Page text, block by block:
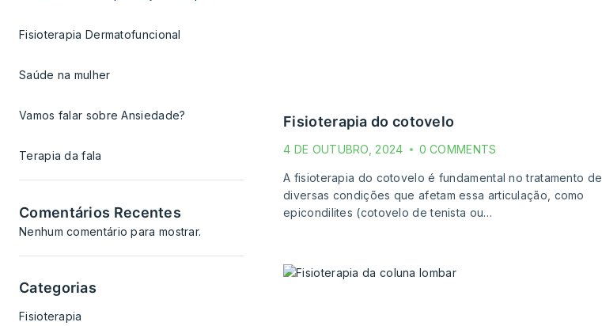
fisioterapia do cotovelo
4 DE OUTUBRO, 2024 0 COMMENTS
A fisioterapia do cotovelo é fundamental no tratamento de
diversas condições que afetam essa articulação, como
epicondilites (cotovelo de tenista ou…
Fisioterapia Dermatofuncional
Saúde na mulher
Vamos falar sobre Ansiedade?
Terapia da fala
Comentários Recentes
Nenhum comentário para mostrar.
Categorias
Fisioterapia